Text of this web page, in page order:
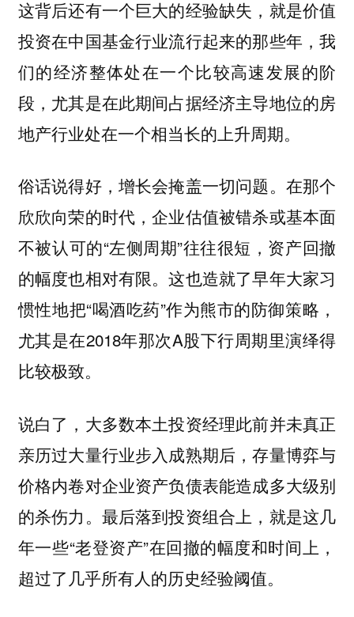
这背后还有一个巨大的经验缺失，就是价值
投资在中国基金行业流行起来的那些年，我
们的经济整体处在一个比较高速发展的阶
段，尤其是在此期间占据经济主导地位的房
地产行业处在一个相当长的上升周期。
俗话说得好，增长会掩盖一切问题。在那个
欣欣向荣的时代，企业估值被错杀或基本面
不被认可的“左侧周期”往往很短，资产回撤
的幅度也相对有限。这也造就了早年大家习
惯性地把“喝酒吃药”作为熊市的防御策略，
尤其是在2018年那次A股下行周期里演绎得
比较极致。
说白了，大多数本土投资经理此前并未真正
亲历过大量行业步入成熟期后，存量博弈与
价格内卷对企业资产负债表能造成多大级别
的杀伤力。最后落到投资组合上，就是这几
年一些“老登资产”在回撤的幅度和时间上，
超过了几乎所有人的历史经验阈值。